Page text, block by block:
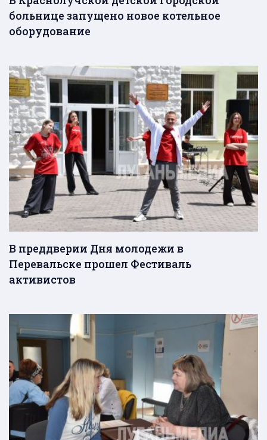
больнице запущено новое котельное
оборудование
В преддверии Дня молодежи в
Перевальске прошел Фестиваль
активистов